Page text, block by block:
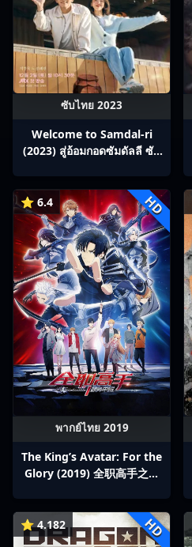
ซับไทย 2023
Welcome to Samdal-ri
(2023) สู่อ้อมกอดซัมดัลลี ซับ
⭐ 6.4 HD
พากย์ไทย 2019
The King’s Avatar: For the
Glory (2019) 全职高手之巅
⭐ 4.182 HD